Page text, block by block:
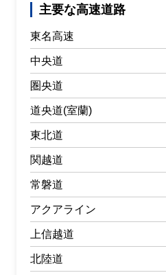
主要な高速道路
東名高速
中央道
圏央道
道央道(室蘭)
東北道
関越道
常磐道
アクアライン
上信越道
北陸道